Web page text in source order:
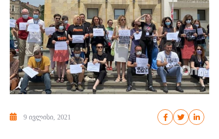
9 ივლისი, 2021